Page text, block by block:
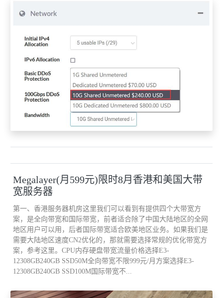
ESXi 主机上，使得数据在群集出现单个故障时仍有一个副本可用。
下图是 vSphere 5.5 vSAN 简介及配置 中的默认存储策略： 现在有
两个问题需要提出： 第一，VSAN 如何处理裂脑/网络分区？ 第
二，我们如何才能确保主机/磁盘发生故障时这个 VM DK 对象有
除了创建 VM DK的两个副本，系统也会创建对象的第三个组件。
这就是见证磁盘。
它是纯粹的元数据，只占用 2MB 的磁盘空间。
现在，在一个 3 节点群集中，如果 VMDK 的副本放置在 host1 和
host2 上，则见证会被放置在 host3 上。
Megalayer(月599元)限时8月香港和美国大带
宽服务器
第一、香港服务器机房这里我们可以看到有提供四个大带宽方
案，是全向带宽和国际带宽，前者适合除了中国大陆地区的全网
地区用户可以用，后者国际带宽适合欧美地区业务。如果我们是
需要大陆地区速度CN2优化的，那就需要选择常规的优化带宽方
案，参考这里。CPU内存硬盘带宽流量价格选择E3-
12308GB240GB SSD50M全向带宽不限999元/月方案选择E3-
12308GB240GB SSD100M国际带宽不...